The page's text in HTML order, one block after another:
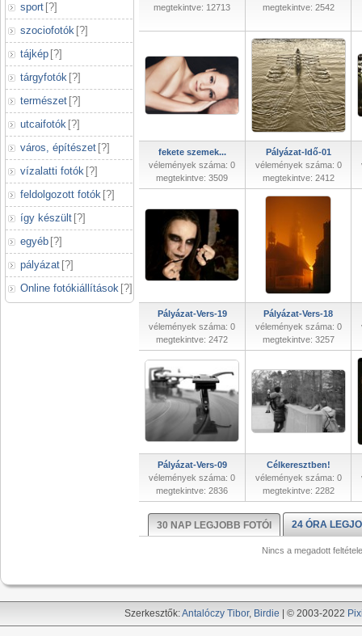
sport [?]
szociofotók [?]
tájkép [?]
tárgyfotók [?]
természet [?]
utcaifotók [?]
város, építészet [?]
vízalatti fotók [?]
feldolgozott fotók [?]
így készült [?]
egyéb [?]
pályázat [?]
Online fotókiállítások [?]
megtekintve: 12713
megtekintve: 2542
fekete szemek...
vélemények száma: 0
megtekintve: 3509
Pályázat-Idő-01
vélemények száma: 0
megtekintve: 2412
Pályázat-Vers-19
vélemények száma: 0
megtekintve: 2472
Pályázat-Vers-18
vélemények száma: 0
megtekintve: 3257
Pályázat-Vers-09
vélemények száma: 0
megtekintve: 2836
Célkeresztben!
vélemények száma: 0
megtekintve: 2282
30 NAP LEGJOBB FOTÓI 24 ÓRA
Nincs a megadott
Szerkesztők:Antalóczy Tibor, Birdie | © 2003-2022